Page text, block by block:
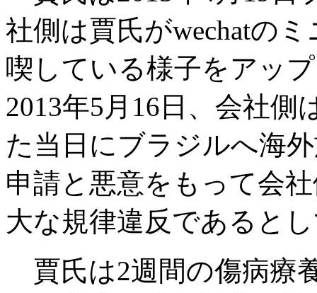
社側は賈氏がwechatの
喫している様子をアッ
2013年5月16日、会社
た当日にブラジルへ海
申請と悪意をもって会
大な規律違反であると
賈氏は2週間の傷病療